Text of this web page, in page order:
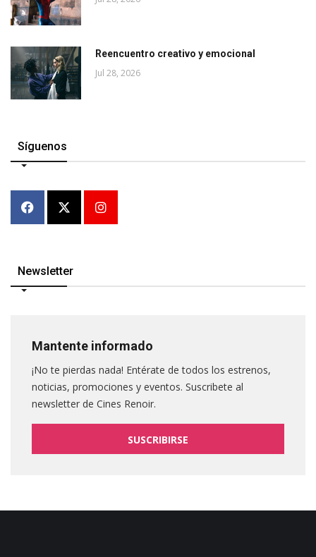
Reencuentro creativo y emocional
Jul 28, 2026
Síguenos
Newsletter
Mantente informado
¡No te pierdas nada! Entérate de todos los estrenos,
noticias, promociones y eventos. Suscribete al
newsletter de Cines Renoir.
SUSCRIBIRSE